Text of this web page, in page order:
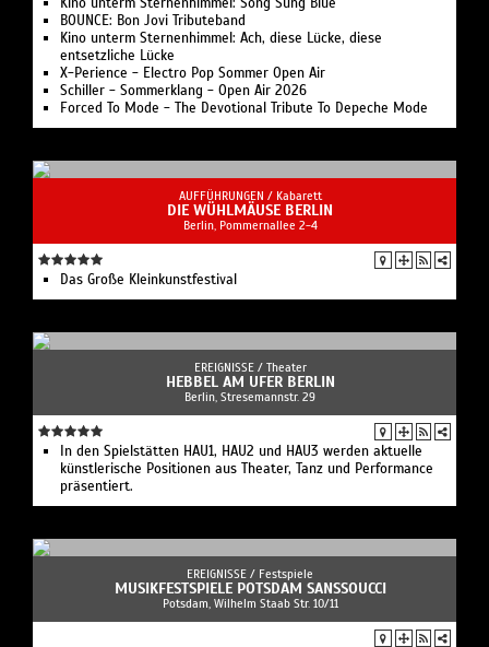
BOUNCE: Bon Jovi Tributeband
Kino unterm Sternenhimmel: Ach, diese Lücke, diese
entsetzliche Lücke
X-Perience - Electro Pop Sommer Open Air
Schiller - Sommerklang - Open Air 2026
Forced To Mode - The Devotional Tribute To Depeche Mode
AUFFÜHRUNGEN / Kabarett
DIE WÜHLMÄUSE BERLIN
Berlin, Pommernallee 2-4
Das Große Kleinkunstfestival
EREIGNISSE / Theater
HEBBEL AM UFER BERLIN
Berlin, Stresemannstr. 29
In den Spielstätten HAU1, HAU2 und HAU3 werden aktuelle
künstlerische Positionen aus Theater, Tanz und Performance
präsentiert.
EREIGNISSE / Festspiele
MUSIKFESTSPIELE POTSDAM SANSSOUCCI
Potsdam, Wilhelm Staab Str. 10/11